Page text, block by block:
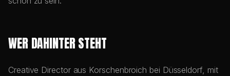
WER DAHINTER STEHT
Creative Director aus Korschenbroich bei Düsseldorf, mit